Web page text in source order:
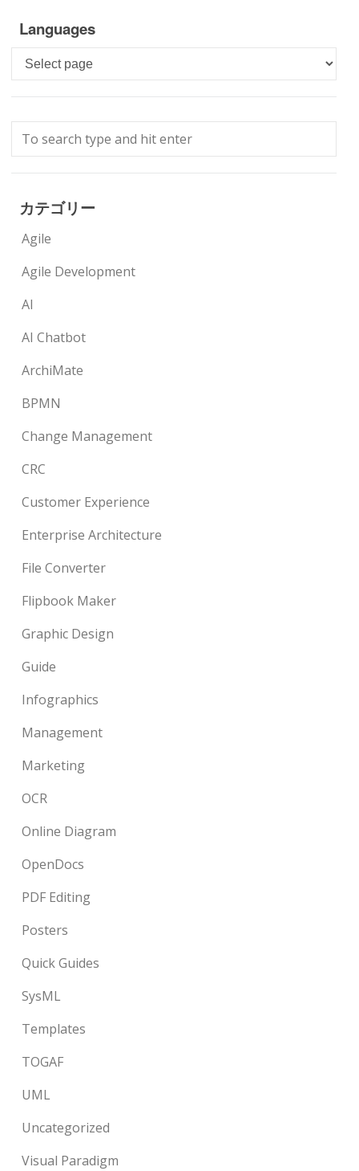
Languages
Languages
カテゴリー
Agile
Agile Development
AI
AI Chatbot
ArchiMate
BPMN
Change Management
CRC
Customer Experience
Enterprise Architecture
File Converter
Flipbook Maker
Graphic Design
Guide
Infographics
Management
Marketing
OCR
Online Diagram
OpenDocs
PDF Editing
Posters
Quick Guides
SysML
Templates
TOGAF
UML
Uncategorized
Visual Paradigm